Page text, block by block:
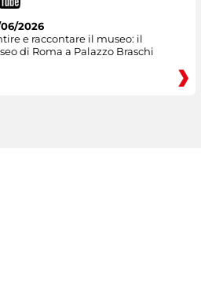
2026
e raccontare il museo: il
di Roma a Palazzo Braschi